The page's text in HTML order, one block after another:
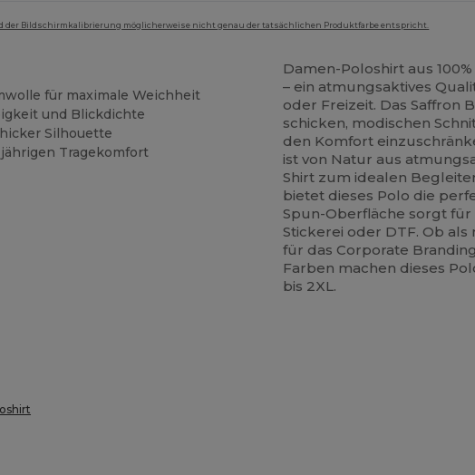
der Bildschirmkalibrierung möglicherweise nicht genau der tatsächlichen Produktfarbe entspricht.
für maximale Weichheit
und Blickdichte
Silhouette
Tragekomfort
Damen-Poloshirt aus
– ein atmungsaktives
oder Freizeit. Das Saffron
schicken, modischen
den Komfort
ist von Natur aus
Shirt zum idealen
bietet dieses Polo die
Spun-Oberfläche sorgt
Stickerei oder DTF. Ob
für das Corporate
Farben machen dieses
bis 2XL.